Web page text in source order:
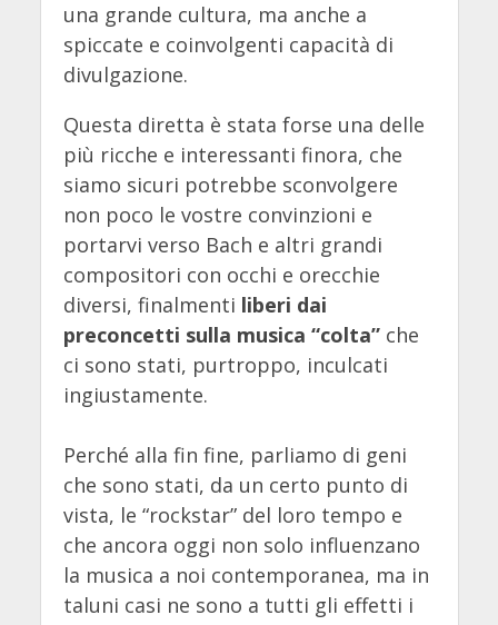
una grande cultura, ma anche a
spiccate e coinvolgenti capacità di
divulgazione.
Questa diretta è stata forse una delle
più ricche e interessanti finora, che
siamo sicuri potrebbe sconvolgere
non poco le vostre convinzioni e
portarvi verso Bach e altri grandi
compositori con occhi e orecchie
diversi, finalmenti liberi dai
preconcetti sulla musica “colta” che
ci sono stati, purtroppo, inculcati
ingiustamente.
Perché alla fin fine, parliamo di geni
che sono stati, da un certo punto di
vista, le “rockstar” del loro tempo e
che ancora oggi non solo influenzano
la musica a noi contemporanea, ma in
taluni casi ne sono a tutti gli effetti i